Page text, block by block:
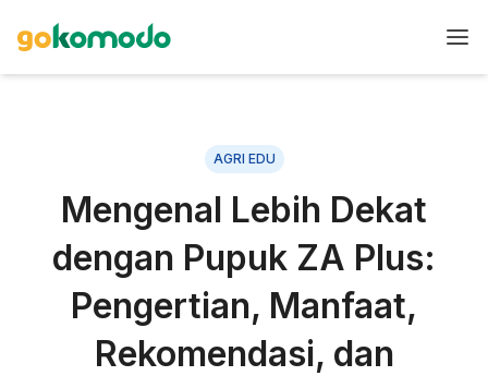
AGRI EDU
Mengenal Lebih Dekat
dengan Pupuk ZA Plus:
Pengertian, Manfaat,
Rekomendasi, dan